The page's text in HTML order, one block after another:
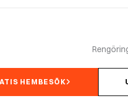
HEMBESÖK